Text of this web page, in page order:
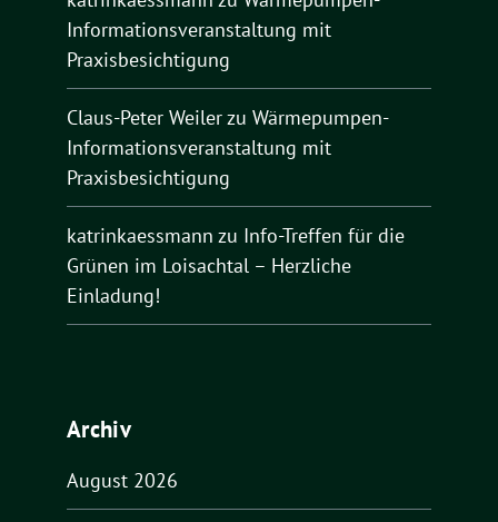
Informationsveranstaltung mit
Praxisbesichtigung
Claus-Peter Weilerzu Wärmepumpen-
Informationsveranstaltung mit
Praxisbesichtigung
katrinkaessmann zu Info-Treffen für die
Grünen im Loisachtal – Herzliche
Einladung!
Archiv
August 2026